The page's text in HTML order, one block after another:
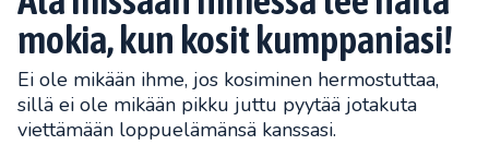
mokia, kun kosit kumppaniasi!
Ei ole mikään ihme, jos kosiminen hermostuttaa,
sillä ei ole mikään pikku juttu pyytää jotakuta
viettämään loppuelämänsä kanssasi.